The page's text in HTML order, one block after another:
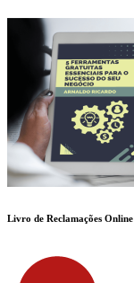
Livro de Reclamações Online